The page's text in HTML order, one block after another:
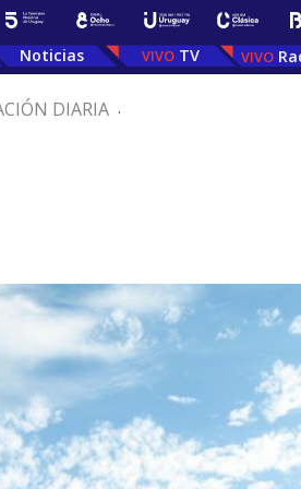
Noticias TV
DIARIA .